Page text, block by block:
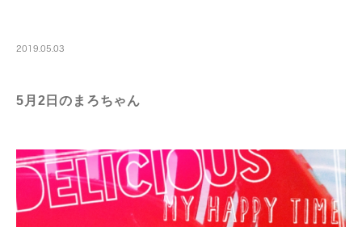
2019.05.03
5月2日のまろちゃん